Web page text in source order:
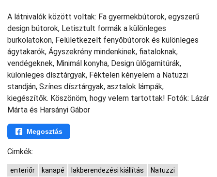
A látnivalók között voltak: Fa gyermekbútorok, egyszerű
design bútorok, Letisztult formák a különleges
burkolatokon, Felületkezelt fenyőbútorok és különleges
ágytakarók, Ágyszekrény mindenkinek, fiataloknak,
vendégeknek, Minimál konyha, Design ülőgarnitúrák,
különleges dísztárgyak, Féktelen kényelem a Natuzzi
standján, Színes dísztárgyak, asztalok lámpák,
kiegészítők. Köszönöm, hogy velem tartottak! Fotók: Lázár
Márta és Harsányi Gábor
Megosztás
Cimkék:
enteriőr kanapé lakberendezési kiállítás
Natuzzi